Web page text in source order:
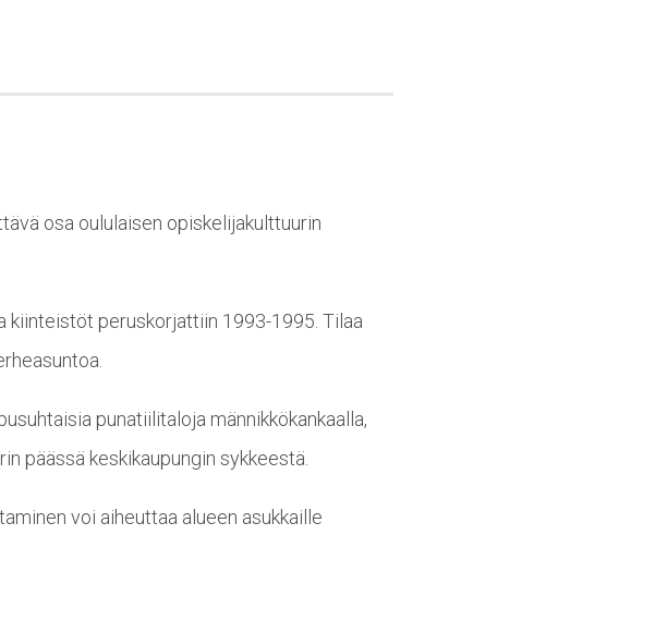
osa oululaisen opiskelijakulttuurin
kiinteistöt peruskorjattiin 1993-1995. Tilaa
punatiilitaloja männikkökankaalla,
päässä keskikaupungin sykkeestä.
voi aiheuttaa alueen asukkaille